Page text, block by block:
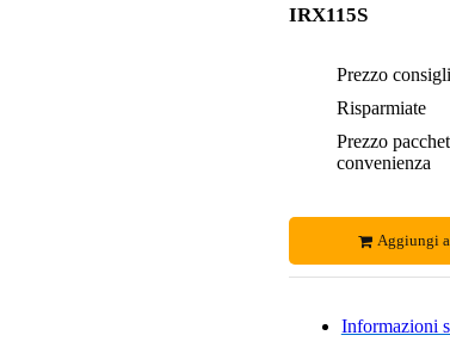
IRX115S
Prezzo
Risparmiate
Prezzo
convenienza
Aggiungi
Informazioni